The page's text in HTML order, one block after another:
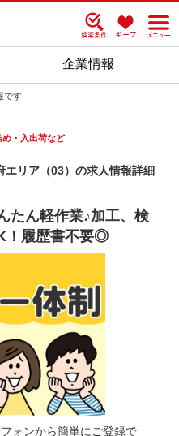
企業情報
です
・入出荷など
リア（03）の求人情報詳細
たん軽作業♪加工、検
！履歴書不要◎
ォンから簡単にご登録で